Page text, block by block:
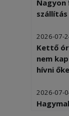
Nagyon
2026-07-
Kettő
nem
hívni
2026-07-